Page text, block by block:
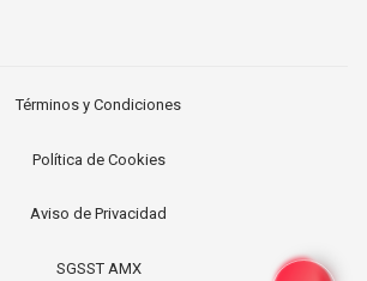
Términos y Condiciones
Política de Cookies
Aviso de Privacidad
SGSST AMX